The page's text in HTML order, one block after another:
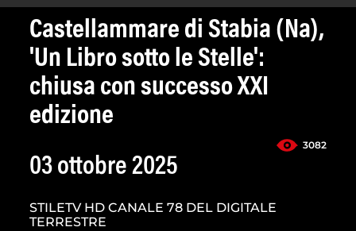
Castellammare di Stabia (Na),
'Un Libro sotto le Stelle':
chiusa con successo XXI
edizione
3082
03 ottobre 2025
STILETV HD CANALE 78 DEL DIGITALE
TERRESTRE